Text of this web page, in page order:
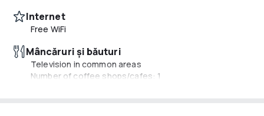
Internet
Free WiFi
Mâncăruri și băuturi
Television in common areas
Number of coffee shops/cafes: 1